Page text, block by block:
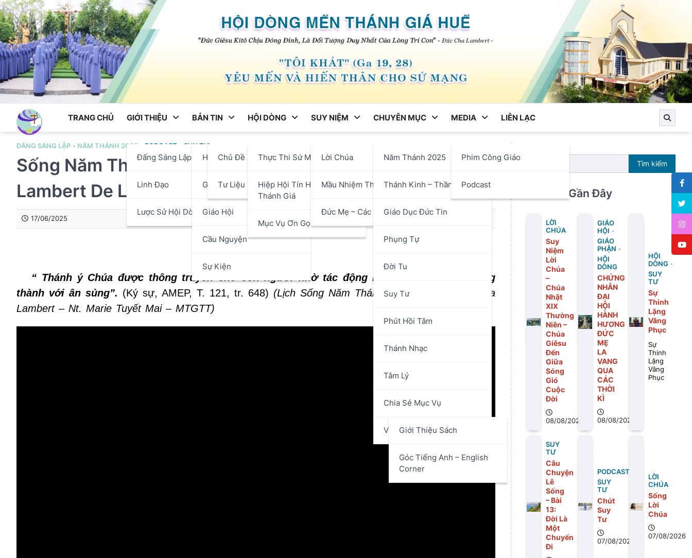
Skip
to
content
TRANG CHỦ GIỚI THIỆU
Đấng Sáng Lập
Linh Đạo
Lược Sử Hội Dòng
BẢN TIN
Hội Dòng
Chủ Đề Tháng
Tư Liệu
Giáo Phận
Giáo Hội
Cầu Nguyện
Sự Kiện
HỘI DÒNG
Thực Thi Sứ Mạng
Hiệp Hội Tín Hữu Mến
Thánh Giá
Mục Vụ Ơn Gọi
SUY NIỆM
Lời Chúa
Mầu Nhiệm Thánh Giá
Đức Mẹ – Các Thánh
CHUYÊN MỤC
Năm Thánh 2025
Thánh Kinh – Thần Học
Giáo Dục Đức Tin
Phụng Tự
Đời Tu
Suy Tư
Phút Hồi Tâm
Thánh Nhạc
Tâm Lý
Chia Sẻ Mục Vụ
Văn Hóa Nghệ Thuật
Giới Thiệu Sách
Góc Tiếng Anh – English
Corner
MEDIA
Phim Công Giáo
Podcast
LIÊN LẠC
ĐẤNG SÁNG LẬP NĂM THÁNH 2025 PODCAST SUY TƯ
Sống Năm Thánh 2025 Theo Tinh Thần Đức Cha Pierre
Lambert De La Motte. Tháng 06. Bài 17. Thánh Ý Chúa
17/06/2025
“ Thánh ý Chúa được thông truyền cho con người nhờ tác động nội tâm, nếu luôn trung
thành với ân sủng”. (Ký sự, AMEP, T. 121, tr. 648) (Lịch Sống Năm Thánh Theo Gương Đức Cha
Lambert – Nt. Marie Tuyết Mai – MTGTT)
Tìm kiếm
Bài Viết Gần Đây
LỜI
CHÚA
Suy
Niệm
Lời
Chúa
–
Chúa
Nhật
XIX
Thường
Niên –
Chúa
Giêsu
Đến
Giữa
Sóng
Gió
Cuộc
Đời
08/08/2026
GIÁO
HỘI
GIÁO
PHẬN
HỘI
DÒNG
CHỨNG
NHÂN
ĐẠI
HỘI
HÀNH
HƯƠNG
ĐỨC
MẸ
LA
VANG
QUA
CÁC
THỜI
KÌ
08/08/2026
HỘI
DÒNG
SUY
TƯ
Sự
Thinh
Lặng
Vâng
Phục
Sự
Thinh
Lặng
Vâng
Phục
SUY
TƯ
Câu
Chuyện
Lẽ
Sống
– Bài
13:
Ðời Là
Một
Chuyến
Ði
PODCAST
SUY
TƯ
Chút
Suy
Tư
07/08/2026
LỜI
CHÚA
Sống
Lời
Chúa
07/08/2026